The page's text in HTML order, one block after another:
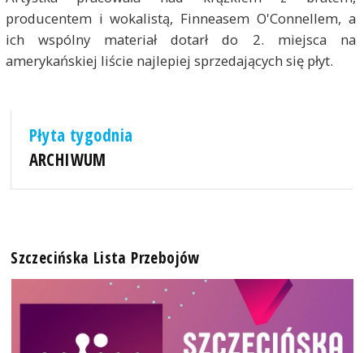
producentem i wokalistą, Finneasem O'Connellem, a
ich wspólny materiał dotarł do 2. miejsca na
amerykańskiej liście najlepiej sprzedających się płyt.
Płyta tygodnia
ARCHIWUM
Szczecińska Lista Przebojów